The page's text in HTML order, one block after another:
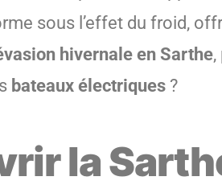
sous l’effet du froid,
hivernale en Sarthe
bateaux électriques ?
la